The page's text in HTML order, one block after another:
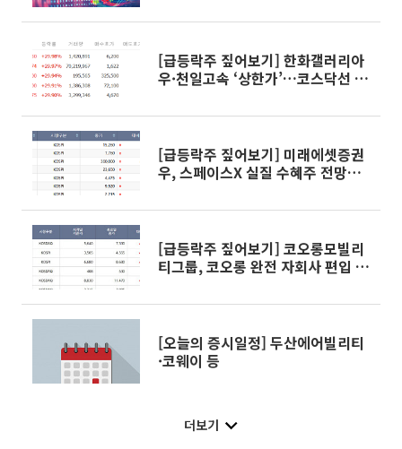
[급등락주 짚어보기] 한화갤러리아
우·천일고속 ‘상한가’…코스닥선 아
[급등락주 짚어보기] 미래에셋증권
우, 스페이스X 실질 수혜주 전망에
[급등락주 짚어보기] 코오롱모빌리
티그룹, 코오롱 완전 자회사 편입 앞
[오늘의 증시일정] 두산에어빌리티
·코웨이 등
더보기